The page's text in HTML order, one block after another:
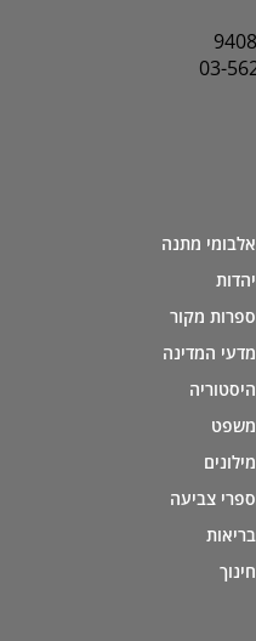
אלבומי מתנה
יהדות
ספרות מקור
מדעי המדינה
היסטוריה
משפט
מילונים
ספרי צביעה
בריאות
חינוך